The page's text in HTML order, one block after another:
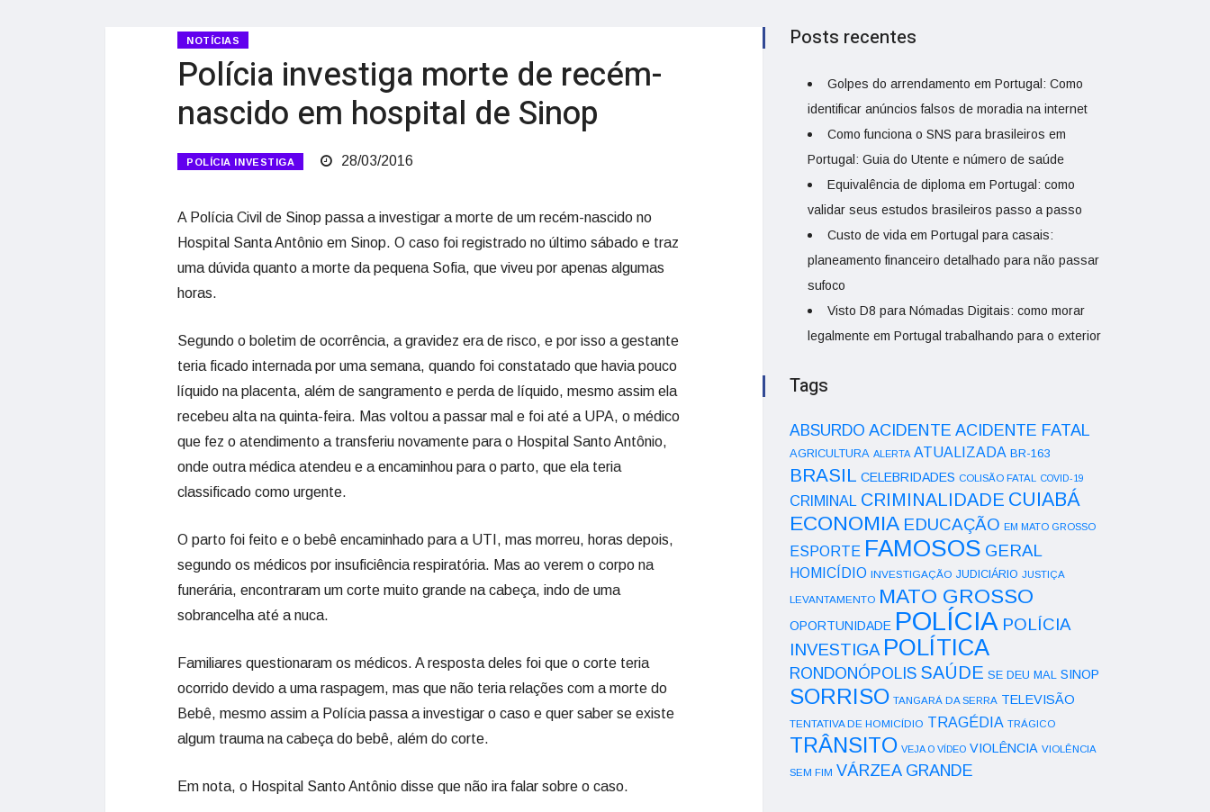
NOTÍCIAS
Polícia investiga morte de recém-
nascido em hospital de Sinop
POLÍCIA INVESTIGA 28/03/2016
A Polícia Civil de Sinop passa a investigar a morte de um recém-nascido no
Hospital Santa Antônio em Sinop. O caso foi registrado no último sábado e traz
uma dúvida quanto a morte da pequena Sofia, que viveu por apenas algumas
horas.
Segundo o boletim de ocorrência, a gravidez era de risco, e por isso a gestante
teria ficado internada por uma semana, quando foi constatado que havia pouco
líquido na placenta, além de sangramento e perda de líquido, mesmo assim ela
recebeu alta na quinta-feira. Mas voltou a passar mal e foi até a UPA, o médico
que fez o atendimento a transferiu novamente para o Hospital Santo Antônio,
onde outra médica atendeu e a encaminhou para o parto, que ela teria
classificado como urgente.
O parto foi feito e o bebê encaminhado para a UTI, mas morreu, horas depois,
segundo os médicos por insuficiência respiratória. Mas ao verem o corpo na
funerária, encontraram um corte muito grande na cabeça, indo de uma
sobrancelha até a nuca.
Familiares questionaram os médicos. A resposta deles foi que o corte teria
ocorrido devido a uma raspagem, mas que não teria relações com a morte do
Bebê, mesmo assim a Polícia passa a investigar o caso e quer saber se existe
algum trauma na cabeça do bebê, além do corte.
Em nota, o Hospital Santo Antônio disse que não ira falar sobre o caso.
Posts recentes
Golpes do arrendamento em Portugal: Como
identificar anúncios falsos de moradia na internet
Como funciona o SNS para brasileiros em
Portugal: Guia do Utente e número de saúde
Equivalência de diploma em Portugal: como
validar seus estudos brasileiros passo a passo
Custo de vida em Portugal para casais:
planeamento financeiro detalhado para não passar
sufoco
Visto D8 para Nómadas Digitais: como morar
legalmente em Portugal trabalhando para o exterior
Tags
ABSURDO ACIDENTE ACIDENTE FATAL
AGRICULTURA ALERTA ATUALIZADA BR-163
BRASIL CELEBRIDADES COLISÃO FATAL COVID-19
CRIMINAL CRIMINALIDADE CUIABÁ
ECONOMIA EDUCAÇÃO EM MATO GROSSO
ESPORTE FAMOSOS GERAL
HOMICÍDIO INVESTIGAÇÃO JUDICIÁRIO JUSTIÇA
LEVANTAMENTO MATO GROSSO
OPORTUNIDADE POLÍCIA POLÍCIA
INVESTIGA POLÍTICA
RONDONÓPOLIS SAÚDE SE DEU MAL SINOP
SORRISO TANGARÁ DA SERRA TELEVISÃO
TENTATIVA DE HOMICÍDIO TRAGÉDIA TRÁGICO
TRÂNSITO VEJA O VÍDEO VIOLÊNCIA VIOLÊNCIA
SEM FIM VÁRZEA GRANDE